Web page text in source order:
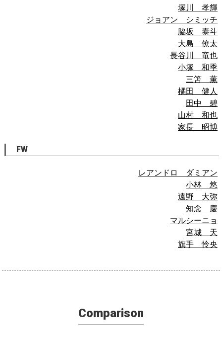
塚川 孝輝
ジョアン シミッチ
脇坂 泰斗
大島 僚太
長谷川 竜也
小塚 和季
三笘 薫
橘田 健人
田中 碧
山村 和也
家長 昭博
FW
レアンドロ ダミアン
小林 悠
遠野 大弥
知念 慶
マルシーニョ
宮城 天
旗手 怜央
Comparison